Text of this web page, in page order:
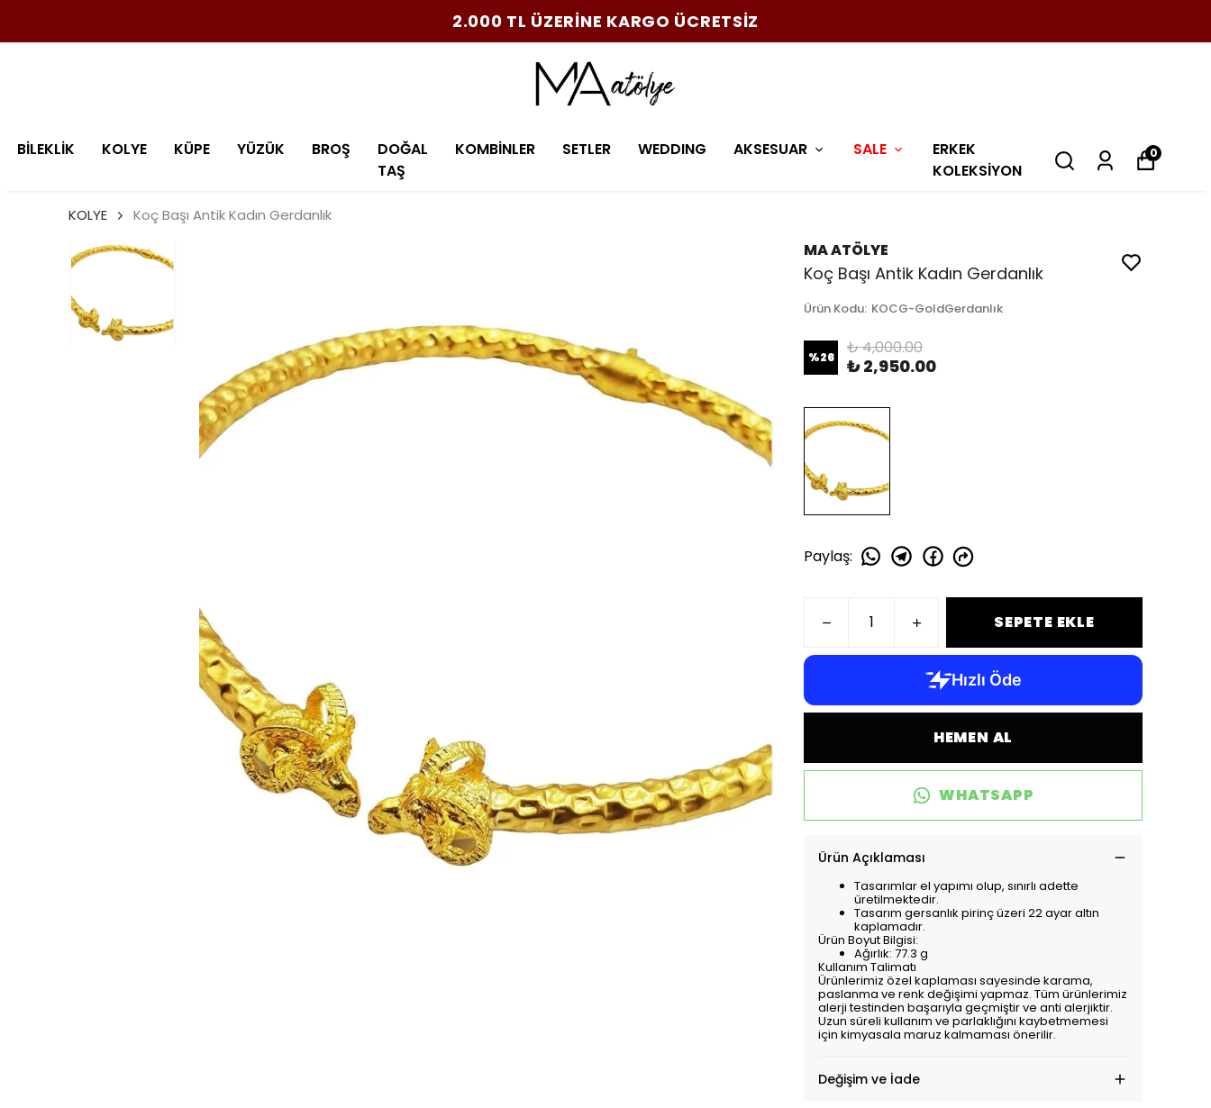
2.000 TL ÜZERİNE KARGO ÜCRETSİZ
BİLEKLİK KOLYE KÜPE YÜZÜK BROŞ
DOĞAL
TAŞ
KOMBİNLER SETLER WEDDING AKSESUAR SALE
ERKEK
KOLEKSİYON
0
KOLYE Koç Başı Antik Kadın Gerdanlık
MA ATÖLYE
Koç Başı Antik Kadın Gerdanlık
Ürün Kodu: KOCG-GoldGerdanlık
%26 ₺ 4,000.00
₺ 2,950.00
Paylaş:
SEPETE EKLE
HEMEN AL
WHATSAPP
Ürün Açıklaması
Tasarımlar el yapımı olup, sınırlı adette
üretilmektedir.
Tasarım gersanlık pirinç üzeri 22 ayar altın
kaplamadır.
Ürün Boyut Bilgisi:
Ağırlık: 77.3 g
Kullanım Talimatı
Ürünlerimiz özel kaplaması sayesinde karama,
paslanma ve renk değişimi yapmaz. Tüm ürünlerimiz
alerji testinden başarıyla geçmiştir ve anti alerjiktir.
Uzun süreli kullanım ve parlaklığını kaybetmemesi
için kimyasala maruz kalmaması önerilir.
Değişim ve İade